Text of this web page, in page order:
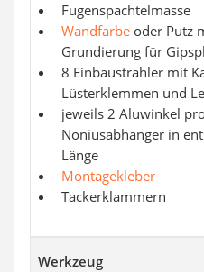
Fugenspachtelmasse
Wandfarbe oder Putz
Grundierung für
8 Einbaustrahler mit
Lüsterklemmen und
jeweils 2 Aluwinkel
Noniusabhänger in
Länge
Montagekleber
Tackerklammern
Werkzeug